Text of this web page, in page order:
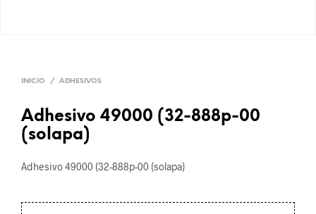
INICIO / ADHESIVOS
Adhesivo 49000 (32-888p-00
(solapa)
Adhesivo 49000 (32-888p-00 (solapa)